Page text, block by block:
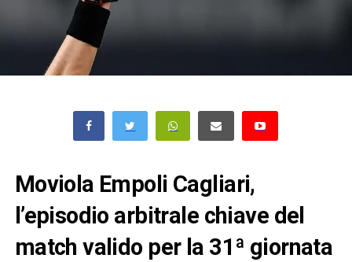
Moviola Empoli Cagliari,
l’episodio arbitrale chiave del
match valido per la 31ª giornata